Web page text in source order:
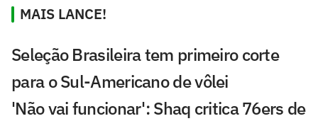
MAIS LANCE!
Seleção Brasileira tem primeiro corte
para o Sul-Americano de vôlei
'Não vai funcionar': Shaq critica 76ers de